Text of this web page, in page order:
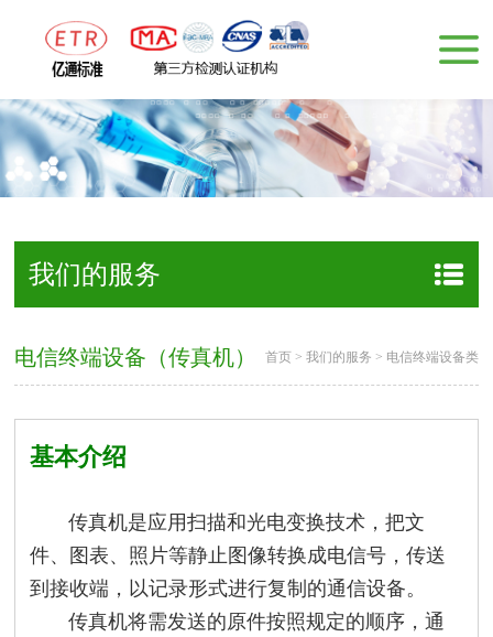
我们的服务
电信终端设备（传真机） 首页> 我们的服务 > 电信终端设备类
基本介绍
传真机是应用扫描和光电变换技术，把文
件、图表、照片等静止图像转换成电信号，传送
到接收端，以记录形式进行复制的通信设备。
传真机将需发送的原件按照规定的顺序，通